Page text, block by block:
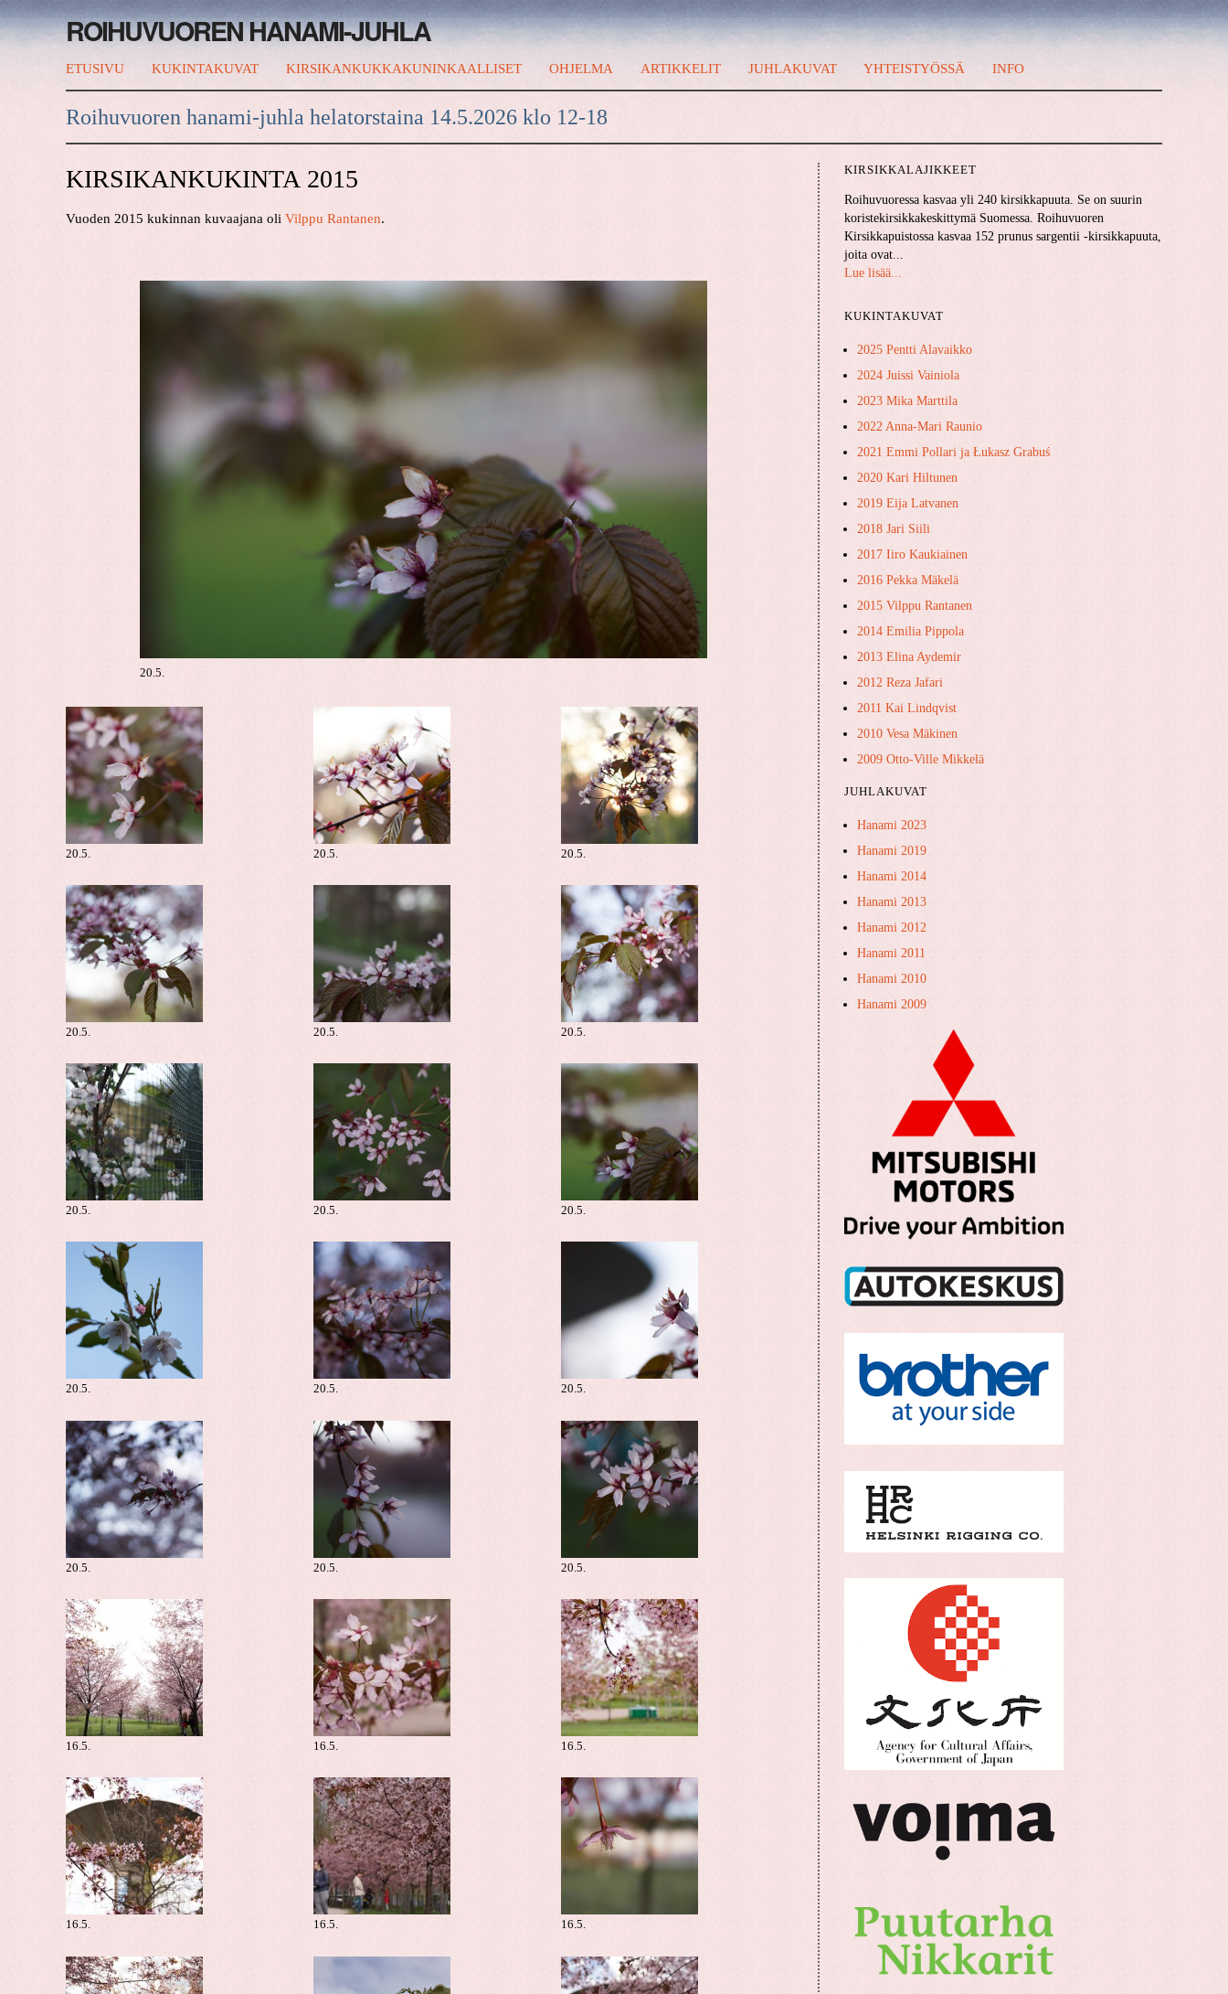
ROIHUVUOREN HANAMI-JUHLA
ETUSIVU KUKINTAKUVAT KIRSIKANKUKKAKUNINKAALLISET OHJELMA ARTIKKELIT JUHLAKUVAT YHTEISTYÖSSÄ INFO
Roihuvuoren hanami-juhla helatorstaina 14.5.2026 klo 12-18
KIRSIKANKUKINTA 2015
Vuoden 2015 kukinnan kuvaajana oli Vilppu Rantanen.
20.5.
20.5. 20.5. 20.5.
20.5. 20.5. 20.5.
20.5. 20.5. 20.5.
20.5. 20.5. 20.5.
20.5. 20.5. 20.5.
16.5. 16.5. 16.5.
16.5. 16.5. 16.5.
KIRSIKKALAJIKKEET
Roihuvuoressa kasvaa yli 240 kirsikkapuuta. Se on suurin
koristekirsikkakeskittymä Suomessa. Roihuvuoren
Kirsikkapuistossa kasvaa 152 prunus sargentii -kirsikkapuuta,
joita ovat...
Lue lisää...
KUKINTAKUVAT
2025 Pentti Alavaikko
2024 Juissi Vainiola
2023 Mika Marttila
2022 Anna-Mari Raunio
2021 Emmi Pollari ja ​Łukasz ​Grabuś
2020 Kari Hiltunen
2019 Eija Latvanen
2018 Jari Siili
2017 Iiro Kaukiainen
2016 Pekka Mäkelä
2015 Vilppu Rantanen
2014 Emilia Pippola
2013 Elina Aydemir
2012 Reza Jafari
2011 Kai Lindqvist
2010 Vesa Mäkinen
2009 Otto-Ville Mikkelä
JUHLAKUVAT
Hanami 2023
Hanami 2019
Hanami 2014
Hanami 2013
Hanami 2012
Hanami 2011
Hanami 2010
Hanami 2009